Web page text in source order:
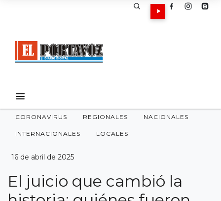
CORONAVIRUS REGIONALES NACIONALES
INTERNACIONALES LOCALES
16 de abril de 2025
El juicio que cambió la